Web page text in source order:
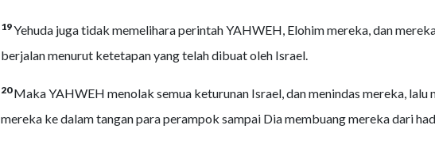
19Yehuda juga tidak memelihara perintah YAHWEH, Elohim mereka, dan
berjalan menurut ketetapan yang telah dibuat oleh Israel.
20Maka YAHWEH menolak semua keturunan Israel, dan menindas mereka, lalu
mereka ke dalam tangan para perampok sampai Dia membuang mereka dari